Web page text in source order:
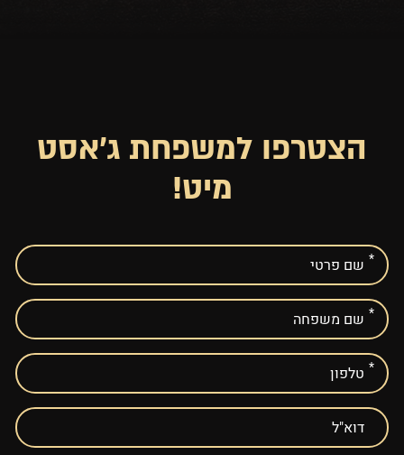
הצטרפו למשפחת ג'אסט
מיט!
אנא
מלאו
את
טופס
הצטרפו
למשפחת
ג'אסט
מיט!